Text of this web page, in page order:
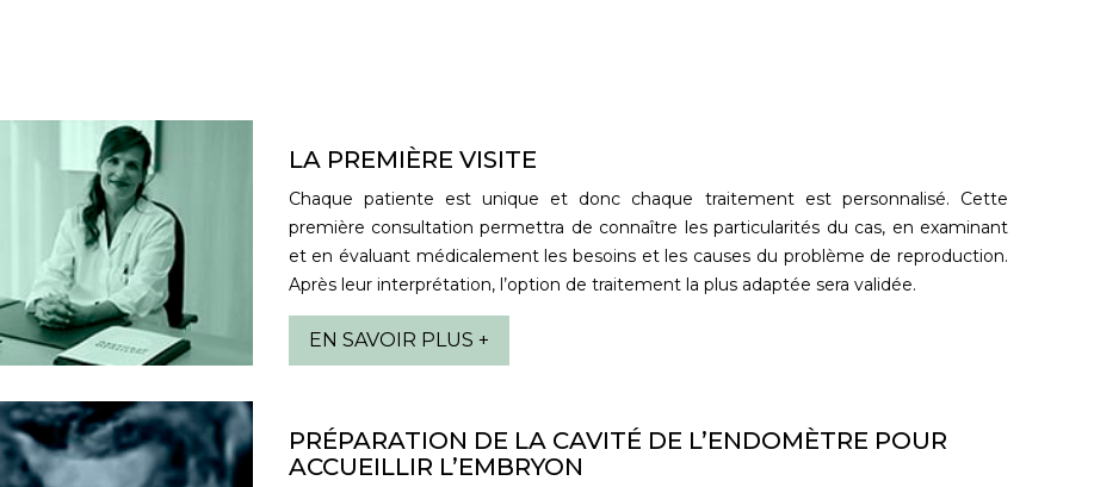
LA PREMIÈRE VISITE
Chaque patiente est unique et donc chaque traitement est personnalisé. Cette
première consultation permettra de connaître les particularités du cas, en examinant
et en évaluant médicalement les besoins et les causes du problème de reproduction.
Après leur interprétation, l’option de traitement la plus adaptée sera validée.
EN SAVOIR PLUS +
PRÉPARATION DE LA CAVITÉ DE L’ENDOMÈTRE POUR
ACCUEILLIR L’EMBRYON